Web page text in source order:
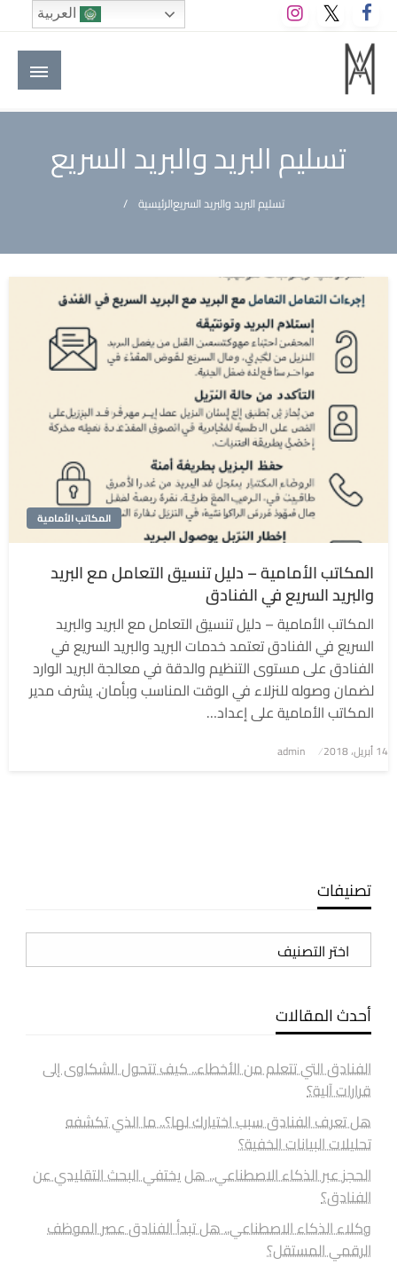
التخطي
إلى
المحتوى
M A hotels | إم ايه هوتيلز
الموقع الأول للعاملين في الفنادق في العالم العربي
تسليم البريد والبريد السريع
الرئيسيةتسليم البريد والبريد السريع
المكاتب الأمامية
المكاتب الأمامية – دليل تنسيق التعامل مع البريد
والبريد السريع في الفنادق
المكاتب الأمامية – دليل تنسيق التعامل مع البريد والبريد
السريع في الفنادق تعتمد خدمات البريد والبريد السريع في
الفنادق على مستوى التنظيم والدقة في معالجة البريد الوارد
لضمان وصوله للنزلاء في الوقت المناسب وبأمان. يشرف مدير
المكاتب الأمامية على إعداد…
نُشر
14 أبريل، 2018 admin
تصنيفات
تصنيفات
أحدث المقالات
الفنادق التي تتعلم من الأخطاء.. كيف تتحول الشكاوى إلى
قرارات آلية؟
هل تعرف الفنادق سبب اختيارك لها؟.. ما الذي تكشفه
تحليلات البيانات الخفية؟
الحجز عبر الذكاء الاصطناعي.. هل يختفي البحث التقليدي عن
الفنادق؟
وكلاء الذكاء الاصطناعي.. هل تبدأ الفنادق عصر الموظف
الرقمي المستقل؟
العربية